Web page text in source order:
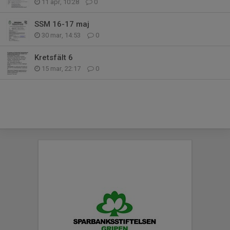
11 apr, 10:28 0
SSM 16-17 maj
30 mar, 14:53 0
Kretsfält 6
15 mar, 22:17 0